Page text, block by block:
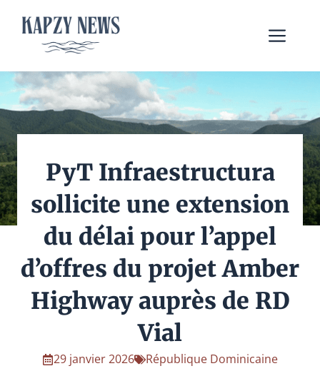
contenu
PyT Infraestructura
sollicite une extension
du délai pour l’appel
d’offres du projet Amber
Highway auprès de RD
Vial
29 janvier 2026 République Dominicaine